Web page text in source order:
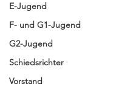
E-Jugend
F- und G1-Jugend
G2-Jugend
Schiedsrichter
Vorstand